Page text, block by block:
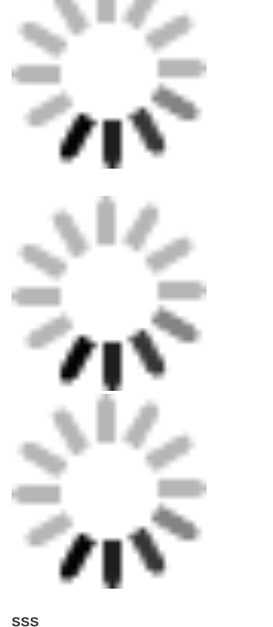
S1: Acaba küçük siparişleri kabul ediyor musunuz?
A1: Endişelenme. Lütfen bizimle iletişime geçmekten
çekinmeyin. Özelleştirilmiş damla nakliye de dahil
olmak üzere daha fazla sipariş almak için küçük
siparişleri kabul ediyoruz.
S2: Ürünü ülkeme gönderebilir misiniz?
A2: Tabii ki yapabilirsiniz. Kendi nakliye acenteniz
yoksa size yardımcı olabiliriz.
S3: Benim için OEM yapabilir misin?
A3: Tüm OEM siparişlerini kabul ediyoruz, sadece
bizimle iletişime geçin ve tasarımınızı bana verin. Size
makul bir fiyat sunacağız ve mümkün olan en kısa
sürede sizin için örnekler hazırlayacağız.
S4: Ödeme koşullarınız nelerdir?
A4: T/T, D/P, L/C, Nakit %30 peşin ödeme, sevkıyattan
önce %70 bakiye.
S5: Üretiminizin teslim süresi ne kadardır?
A5: Ürüne ve sipariş miktarına bağlıdır. Genellikle
MOQ siparişleri için 15-30 gün sürer.
S6: Teklifi ne zaman alabilirim?
A6: Genellikle sorunuzu aldıktan sonra 24 saat içinde
size teklif vereceğiz. Fiyat teklifi almak konusunda
çok endişeliyseniz, lütfen bizi arayın veya e-
postanızda bize bildirin, böylece sorunuza öncelik
verebiliriz.